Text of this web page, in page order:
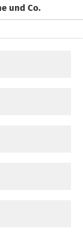
und Co.